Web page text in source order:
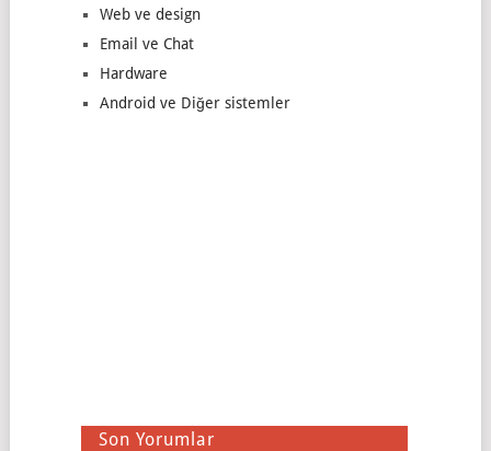
Web ve design
Email ve Chat
Hardware
Android ve Diğer sistemler
Son Yorumlar